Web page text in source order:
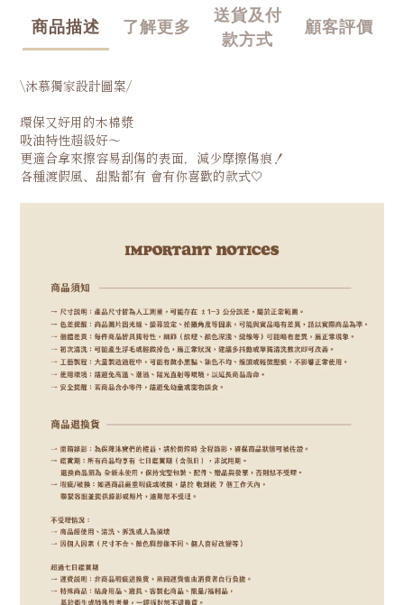
商品描述 了解更多
送貨及付
款方式
顧客評價
\沐慕獨家設計圖案/
環保又好用的木棉漿
吸油特性超級好～
更適合拿來擦容易刮傷的表面，減少摩擦傷痕！
各種渡假風、甜點都有 會有你喜歡的款式🤍